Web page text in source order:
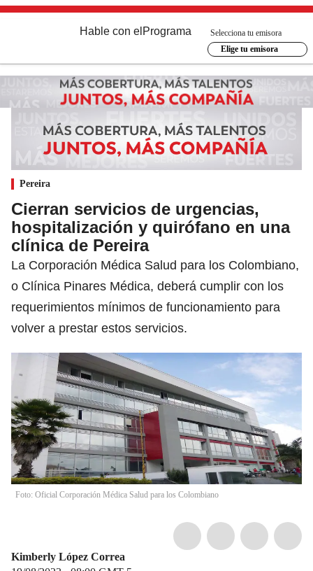
Hable con el Programa
Selecciona tu emisora
Elige tu emisora
Pereira
Cierran servicios de urgencias,
hospitalización y quirófano en una
clínica de Pereira
La Corporación Médica Salud para los Colombiano,
o Clínica Pinares Médica, deberá cumplir con los
requerimientos mínimos de funcionamiento para
volver a prestar estos servicios.
Foto: Oficial Corporación Médica Salud para los Colombiano
Kimberly López Correa